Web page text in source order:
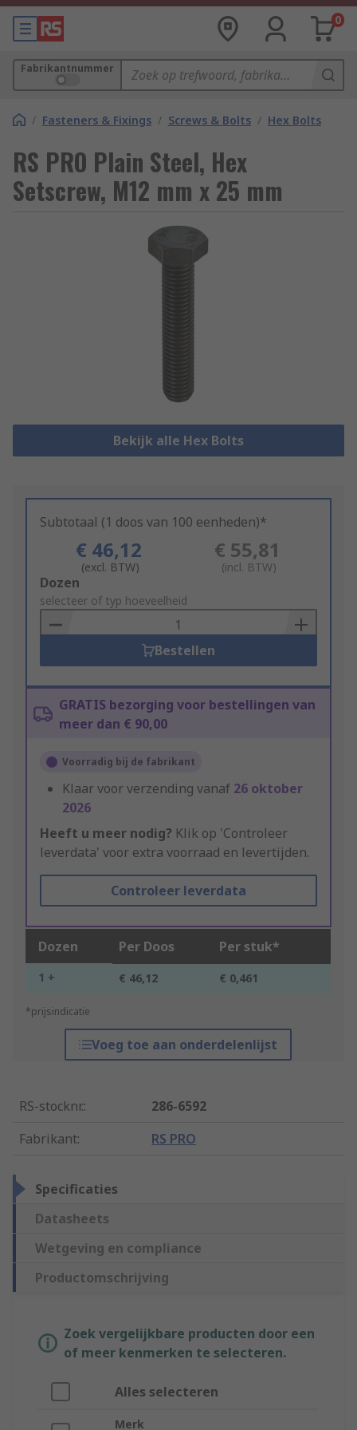
0
Fabrikantnummer
/ Fasteners & Fixings / Screws & Bolts / Hex Bolts
RS PRO Plain Steel, Hex
Setscrew, M12 mm x 25 mm
Bekijk alle Hex Bolts
Subtotaal (1 doos van 100 eenheden)*
€ 46,12
(excl. BTW)
€ 55,81
(incl. BTW)
Add
to
Basket
Dozen
selecteer of typ hoeveelheid
Bestellen
GRATIS bezorging voor bestellingen van
meer dan € 90,00
Voorradig bij de fabrikant
Klaar voor verzending vanaf 26 oktober
2026
Heeft u meer nodig? Klik op 'Controleer
leverdata' voor extra voorraad en levertijden.
Controleer leverdata
Dozen Per Doos Per stuk*
1 + € 46,12 € 0,461
*prijsindicatie
Voeg toe aan onderdelenlijst
RS-stocknr.:
286-6592
Fabrikant: RS PRO
Specificaties
Datasheets
Wetgeving en compliance
Productomschrijving
Zoek vergelijkbare producten door een
of meer kenmerken te selecteren.
Alles selecteren
Merk